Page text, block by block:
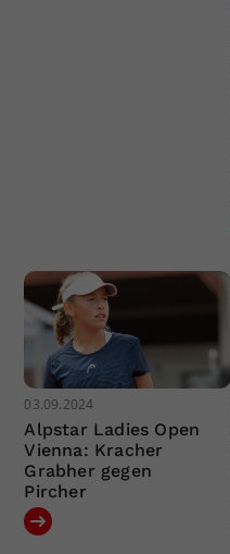
03.09.2024
Alpstar Ladies Open
Vienna: Kracher
Grabher gegen
Pircher